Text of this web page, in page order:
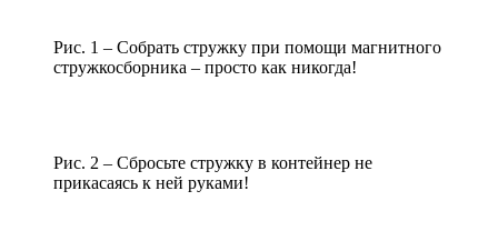
Рис. 1 – Собрать стружку при помощи магнитного
стружкосборника – просто как никогда!
Рис. 2 – Сбросьте стружку в контейнер не
прикасаясь к ней руками!